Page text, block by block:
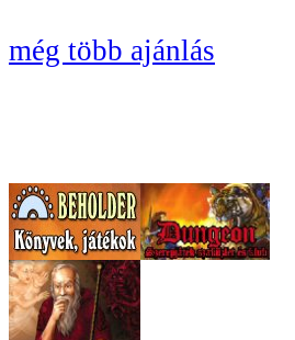
még több ajánlás